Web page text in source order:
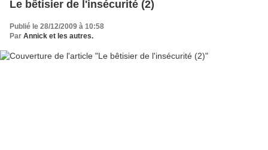
Le bêtisier de l'insécurité (2)
Publié le 28/12/2009 à 10:58
Par Annick et les autres.